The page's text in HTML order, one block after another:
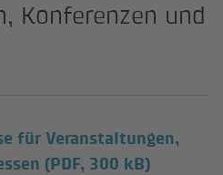
Konferenzen und
für Veranstaltungen,
(PDF, 300 kB)